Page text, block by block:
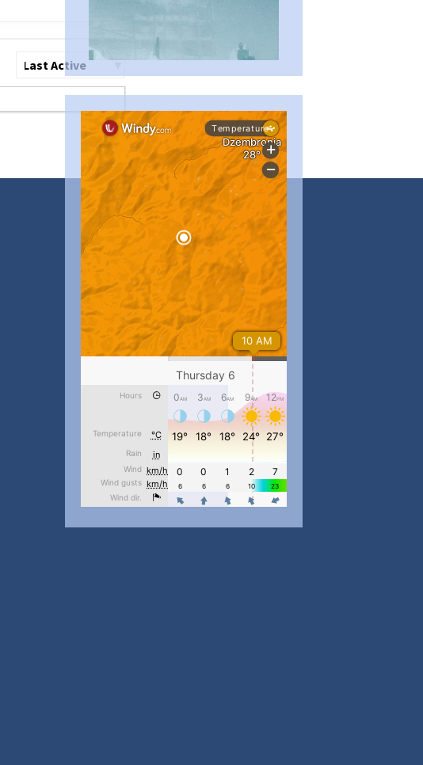
Сортувати
#PipIvanToday...
pimrec_project
#PipIvanToday ...
pimrec_project